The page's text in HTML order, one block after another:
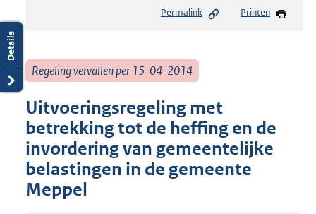
Permalink Printen
Regeling vervallen per 15-04-2014
Uitvoeringsregeling met
betrekking tot de heffing en de
invordering van gemeentelijke
belastingen in de gemeente
Meppel